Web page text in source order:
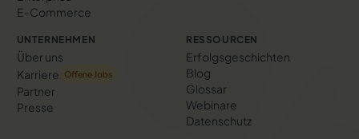
E-Commerce
UNTERNEHMEN
Über uns
Karriere
Offene Jobs
Partner
Presse
RESSOURCEN
Erfolgs­geschichten
Blog
Glossar
Webinare
Datenschutz